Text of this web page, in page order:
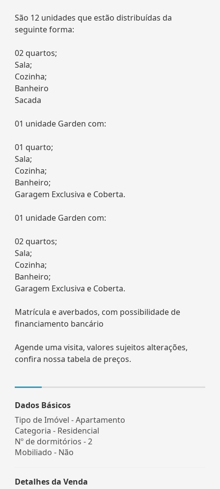
São 12 unidades que estão distribuídas da
seguinte forma:
02 quartos;
Sala;
Cozinha;
Banheiro
Sacada
01 unidade Garden com:
01 quarto;
Sala;
Cozinha;
Banheiro;
Garagem Exclusiva e Coberta.
01 unidade Garden com:
02 quartos;
Sala;
Cozinha;
Banheiro;
Garagem Exclusiva e Coberta.
Matrícula e averbados, com possibilidade de
financiamento bancário
Agende uma visita, valores sujeitos alterações,
confira nossa tabela de preços.
Dados Básicos
Tipo de Imóvel - Apartamento
Categoria - Residencial
Nº de dormitórios - 2
Mobiliado - Não
Detalhes da Venda